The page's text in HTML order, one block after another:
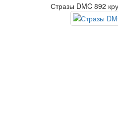
Стразы DMC 892